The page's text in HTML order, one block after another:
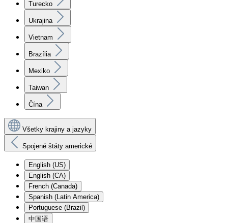
Turecko
Ukrajina
Vietnam
Brazília
Mexiko
Taiwan
Čína
Všetky krajiny a jazyky
Spojené štáty americké
English (US)
English (CA)
French (Canada)
Spanish (Latin America)
Portuguese (Brazil)
中国语